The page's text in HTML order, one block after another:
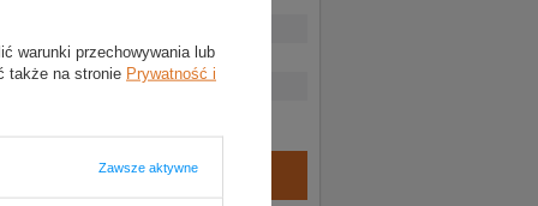
warunki przechowywania lub
także na stronie Prywatność i
Zawsze aktywne